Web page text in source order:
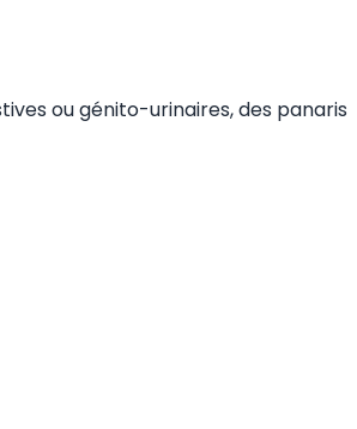
ou génito-urinaires, des panaris